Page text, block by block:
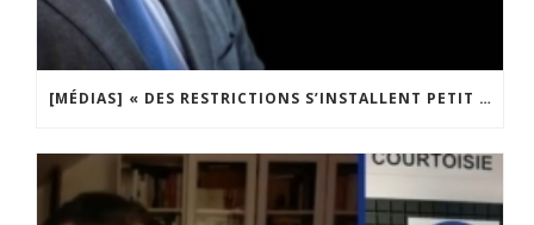
[MÉDIAS] « DES RESTRICTIONS S’INSTALLENT PETIT À PETIT DANS NOTRE PAYS » ENTRETIEN AVEC BOULEVARD VOLTAIRE